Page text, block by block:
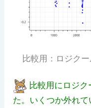
比較用：ロジク
比較用にロジク
た。いくつか外れ